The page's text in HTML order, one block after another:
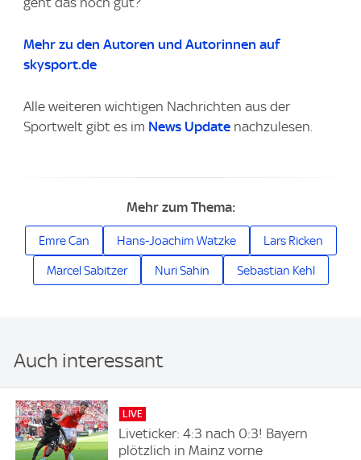
Mehr zu den Autoren und Autorinnen auf
skysport.de
Alle weiteren wichtigen Nachrichten aus der
Sportwelt gibt es im News Update nachzulesen.
Mehr zum Thema:
Emre Can Hans-Joachim Watzke Lars Ricken
Marcel Sabitzer Nuri Sahin Sebastian Kehl
Auch interessant
LIVE
Liveticker: 4:3 nach 0:3! Bayern
plötzlich in Mainz vorne